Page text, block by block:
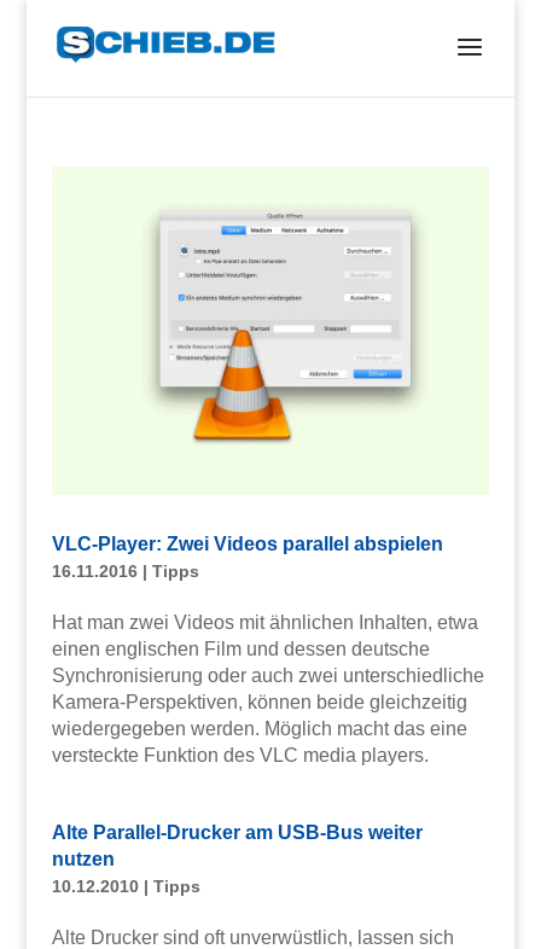
VLC-Player: Zwei Videos parallel abspielen
16.11.2016| Tipps
Hat man zwei Videos mit ähnlichen Inhalten, etwa
einen englischen Film und dessen deutsche
Synchronisierung oder auch zwei unterschiedliche
Kamera-Perspektiven, können beide gleichzeitig
wiedergegeben werden. Möglich macht das eine
versteckte Funktion des VLC media players.
Alte Parallel-Drucker am USB-Bus weiter
nutzen
10.12.2010| Tipps
Alte Drucker sind oft unverwüstlich, lassen sich